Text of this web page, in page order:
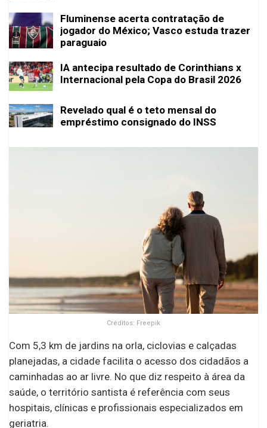
Fluminense acerta contratação de
jogador do México; Vasco estuda trazer
paraguaio
IA antecipa resultado de Corinthians x
Internacional pela Copa do Brasil 2026
Revelado qual é o teto mensal do
empréstimo consignado do INSS
Créditos: Freepik
Com 5,3 km de jardins na orla, ciclovias e calçadas
planejadas, a cidade facilita o acesso dos cidadãos a
caminhadas ao ar livre. No que diz respeito à área da
saúde, o território santista é referência com seus
hospitais, clínicas e profissionais especializados em
geriatria.